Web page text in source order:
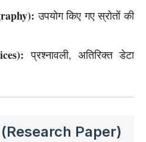
उपयोग किए गए स्रोतों की
प्रश्नावली, अतिरिक्त डेटा
Paper)